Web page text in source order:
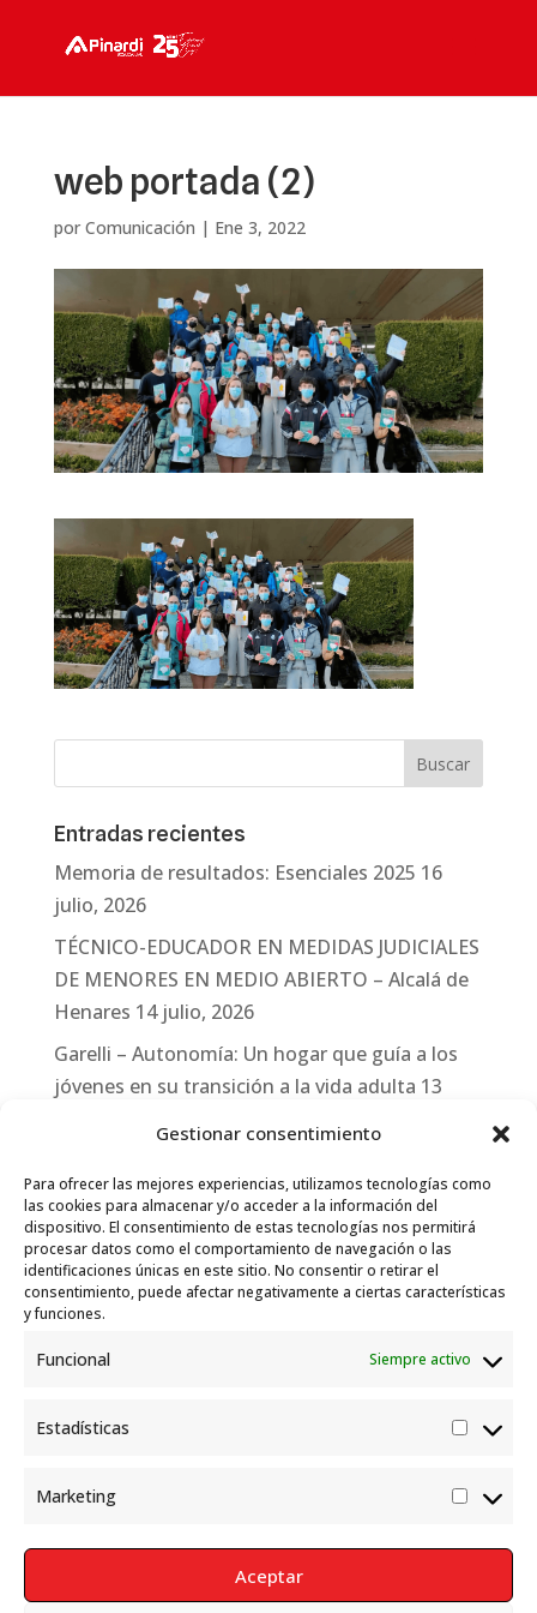
Gestionar consentimiento
Para ofrecer las mejores experiencias, utilizamos tecnologías como
las cookies para almacenar y/o acceder a la información del
dispositivo. El consentimiento de estas tecnologías nos permitirá
procesar datos como el comportamiento de navegación o las
identificaciones únicas en este sitio. No consentir o retirar el
consentimiento, puede afectar negativamente a ciertas características
y funciones.
Funcional Siempre activo
Estadísticas
Marketing
Aceptar
web portada (2)
por Comunicación | Ene 3, 2022
Entradas recientes
Memoria de resultados: Esenciales 2025 16
julio, 2026
TÉCNICO-EDUCADOR EN MEDIDAS JUDICIALES
DE MENORES EN MEDIO ABIERTO – Alcalá de
Henares 14 julio, 2026
Garelli – Autonomía: Un hogar que guía a los
jóvenes en su transición a la vida adulta 13
Garelli-Refugio: Acciones de empleo en el
marco del Sistema de Acogida de Protección
Internacional 10 julio, 2026